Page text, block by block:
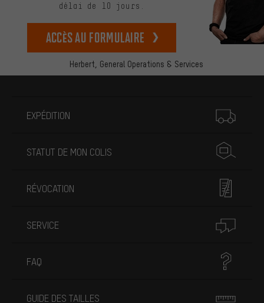
Herbert, General Operations & Services
délai de 10 jours.
Accès au formulaire
EXPÉDITION
STATUT DE MON COLIS
RÉVOCATION
SERVICE
FAQ
GUIDE DES TAILLES